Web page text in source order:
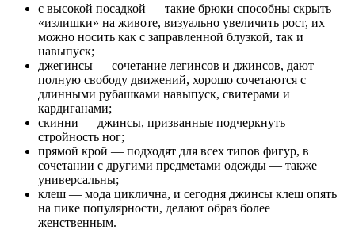
с высокой посадкой — такие брюки способны скрыть
«излишки» на животе, визуально увеличить рост, их
можно носить как с заправленной блузкой, так и
навыпуск;
джегинсы — сочетание легинсов и джинсов, дают
полную свободу движений, хорошо сочетаются с
длинными рубашками навыпуск, свитерами и
кардиганами;
скинни — джинсы, призванные подчеркнуть
стройность ног;
прямой крой — подходят для всех типов фигур, в
сочетании с другими предметами одежды — также
универсальны;
клеш — мода циклична, и сегодня джинсы клеш опять
на пике популярности, делают образ более
женственным.